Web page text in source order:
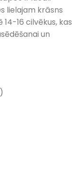
lielajam krāsns
16 cilvēkus, kas
un